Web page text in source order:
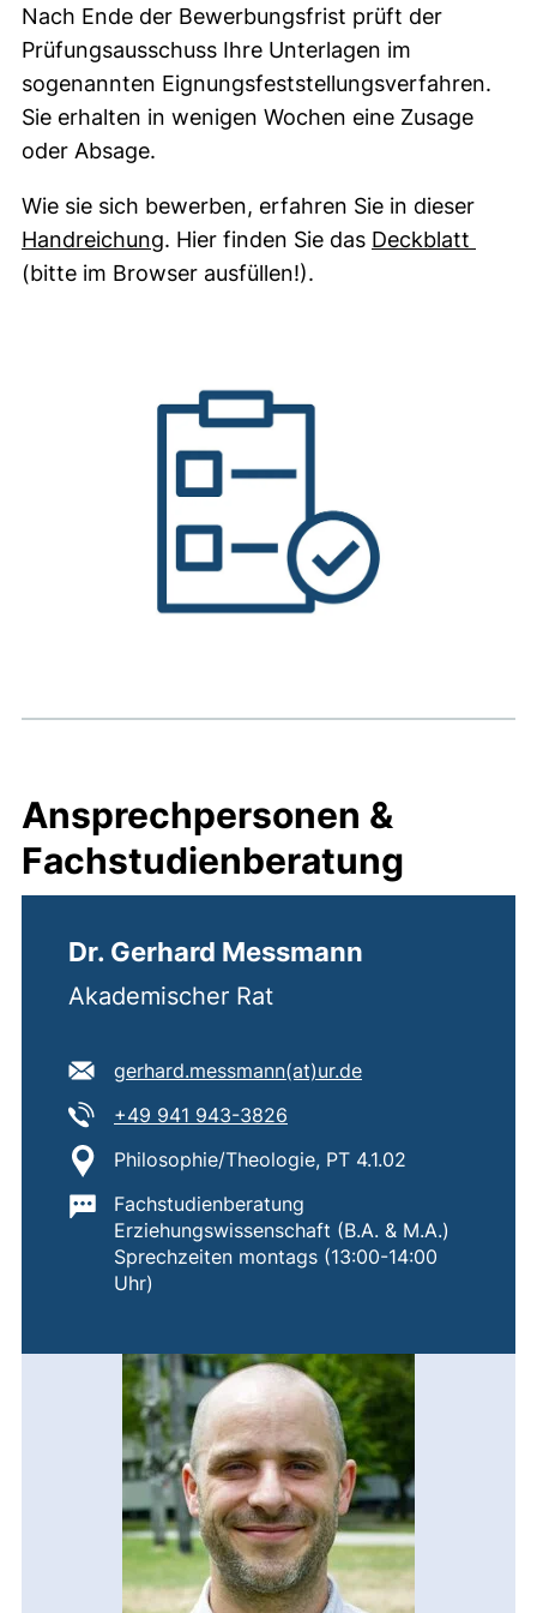
Nach Ende der Bewerbungsfrist prüft der
Prüfungsausschuss Ihre Unterlagen im
sogenannten Eignungsfeststellungsverfahren.
Sie erhalten in wenigen Wochen eine Zusage
oder Absage.
Wie sie sich bewerben, erfahren Sie in dieser
Handreichung(öffnet neues Fenster). (nicht
. Hier finden Sie das Deckblatt
(bitte im Browser ausfüllen!).
Ansprechpersonen &
Fachstudienberatung
Dr. Gerhard Messmann
Akademischer Rat
E-Mail Adresse:
gerhard.messmann​(at)​ur.de(öffnet Ihr E-Mail-
Tel:
+49 941 943-3826
Standort:
Philosophie/Theologie, PT 4.1.02
Wichtige Informationen:
Fachstudienberatung
Erziehungswissenschaft (B.A. & M.A.)
Sprechzeiten montags (13:00-14:00
Uhr)